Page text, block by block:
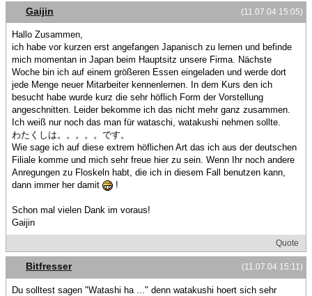
(11.07.04 15:05)
Gaijin
Hallo Zusammen,
ich habe vor kurzen erst angefangen Japanisch zu lernen und befinde
mich momentan in Japan beim Hauptsitz unsere Firma. Nächste
Woche bin ich auf einem größeren Essen eingeladen und werde dort
jede Menge neuer Mitarbeiter kennenlernen. In dem Kurs den ich
besucht habe wurde kurz die sehr höflich Form der Vorstellung
angeschnitten. Leider bekomme ich das nicht mehr ganz zusammen.
Ich weiß nur noch das man für wataschi, watakushi nehmen sollte.
わたくしは。。。。。です。
Wie sage ich auf diese extrem höflichen Art das ich aus der deutschen
Filiale komme und mich sehr freue hier zu sein. Wenn Ihr noch andere
Anregungen zu Floskeln habt, die ich in diesem Fall benutzen kann,
dann immer her damit
!
Schon mal vielen Dank im voraus!
Gaijin
Quote
(11.07.04 15:11)
Bitfresser
Du solltest sagen "Watashi ha ..." denn watakushi hoert sich sehr